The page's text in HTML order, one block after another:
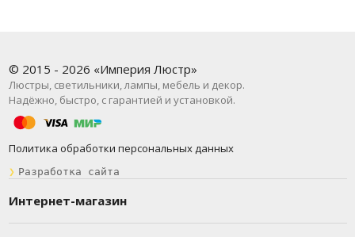
© 2015 - 2026 «Империя Люстр»
Люстры, светильники, лампы, мебель и декор.
Надёжно, быстро, с гарантией и установкой.
Политика обработки персональных данных
❯ Разработка сайта
Интернет-магазин